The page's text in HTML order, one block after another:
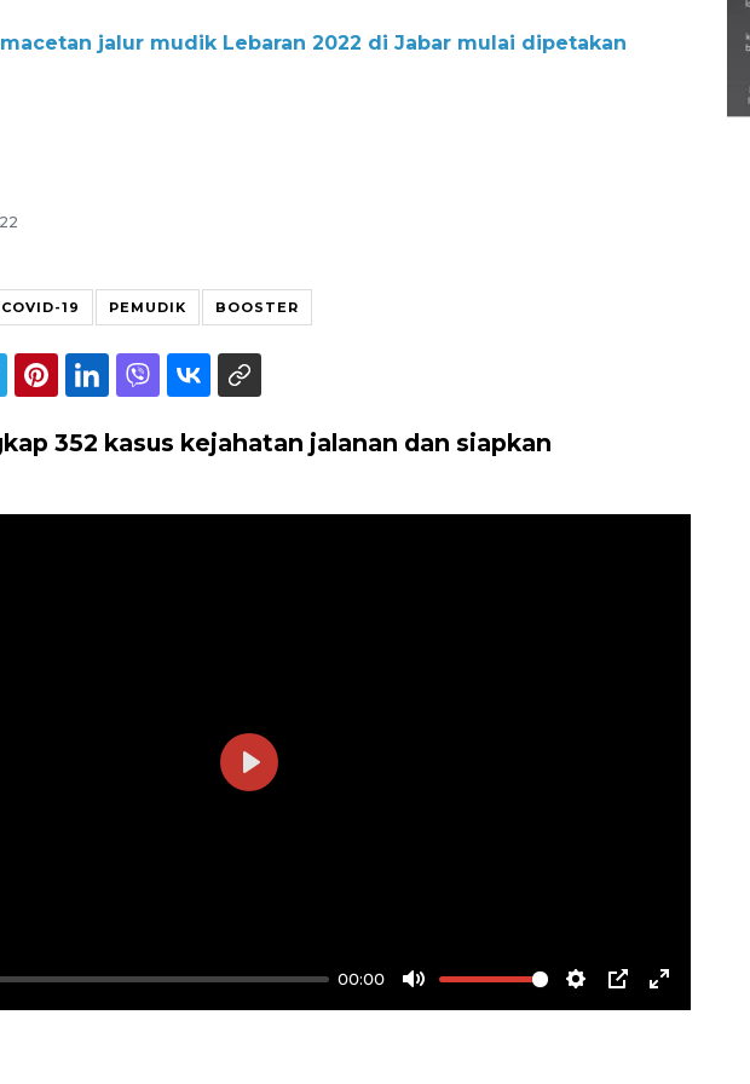
jalur mudik Lebaran 2022 di Jabar mulai dipetakan
19 PEMUDIK BOOSTER
352 kasus kejahatan jalanan dan siapkan
00:00
Mute Settings
PIP Enter
Play
Semarak Lebaran Ketupat di